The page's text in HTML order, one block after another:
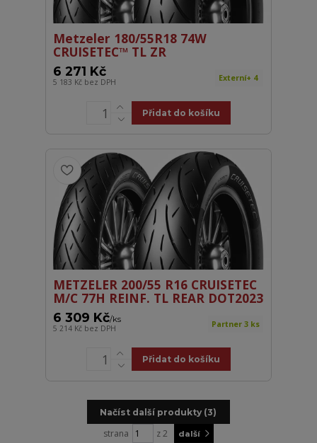
Metzeler 180/55R18 74W
CRUISETEC™ TL ZR
6 271 Kč
5 183 Kč bez DPH Externí+ 4
Přidat do košíku
METZELER 200/55 R16 CRUISETEC
M/C 77H REINF. TL REAR DOT2023
6 309 Kč/ks
5 214 Kč bez DPH Partner 3 ks
Přidat do košíku
Načíst další produkty (3)
strana z 2 další